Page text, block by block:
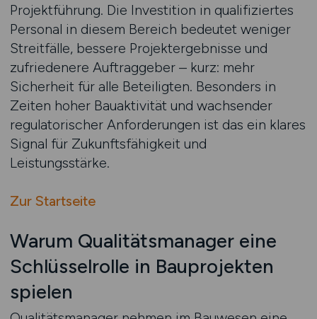
Projektführung. Die Investition in qualifiziertes
Personal in diesem Bereich bedeutet weniger
Streitfälle, bessere Projektergebnisse und
zufriedenere Auftraggeber – kurz: mehr
Sicherheit für alle Beteiligten. Besonders in
Zeiten hoher Bauaktivität und wachsender
regulatorischer Anforderungen ist das ein klares
Signal für Zukunftsfähigkeit und
Leistungsstärke.
Zur Startseite
Warum Qualitätsmanager eine
Schlüsselrolle in Bauprojekten
spielen